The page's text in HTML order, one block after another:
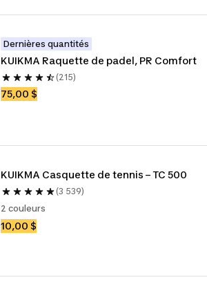
Dernières quantités
KUIKMA Raquette de padel, PR Comfort
(215)
75,00 $
KUIKMA Casquette de tennis – TC 500
(3 539)
2 couleurs
10,00 $